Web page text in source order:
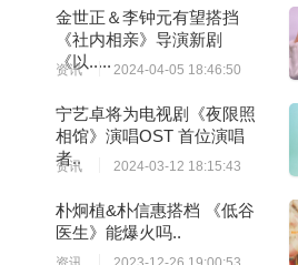
金世正＆李钟元有望搭挡
《社内相亲》导演新剧
《以.....
资讯 2024-04-05 18:46:50
宁艺卓将为电视剧《夜限照
相馆》演唱OST 首位演唱
者..
资讯 2024-03-12 18:15:43
朴炯植&朴信惠搭档 《低谷
医生》能爆火吗..